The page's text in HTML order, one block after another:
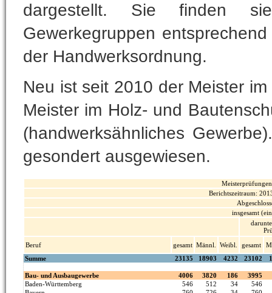
dargestellt. Sie finden
Gewerkegruppen
der Handwerksordnung.
Neu ist seit 2010 der Meister
Meister im Holz- und
(handwerksähnliches
gesondert ausgewiesen.